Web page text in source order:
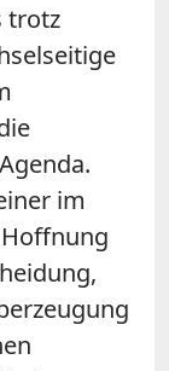
trotz
im